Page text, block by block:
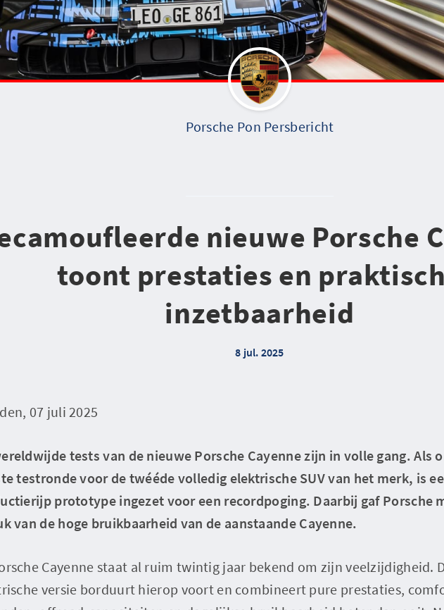
Porsche Pon Persbericht
nieuwe Porsche
toont prestaties en
inzetbaarheid
8 jul. 2025
07 juli 2025
tests van de nieuwe Porsche Cayenne zijn in volle gang. Als
testronde voor de twééde volledig elektrische SUV van het merk, is
prototype ingezet voor een recordpoging. Daarbij gaf Porsche
van de hoge bruikbaarheid van de aanstaande Cayenne.
Cayenne staat al ruim twintig jaar bekend om zijn veelzijdigheid.
versie borduurt hierop voort en combineert pure prestaties,